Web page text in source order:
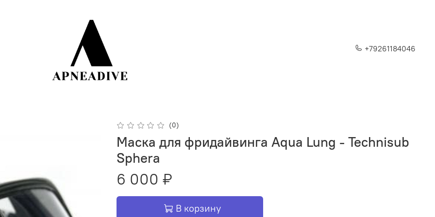
+79261184046
(0)
Маска для фридайвинга Aqua Lung - Technisub
Sphera
6 000 ₽
В корзину